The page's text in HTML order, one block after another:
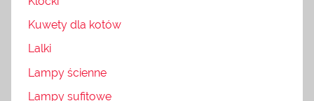
Kuwety dla kotów
Lalki
Lampy ścienne
Lampy sufitowe